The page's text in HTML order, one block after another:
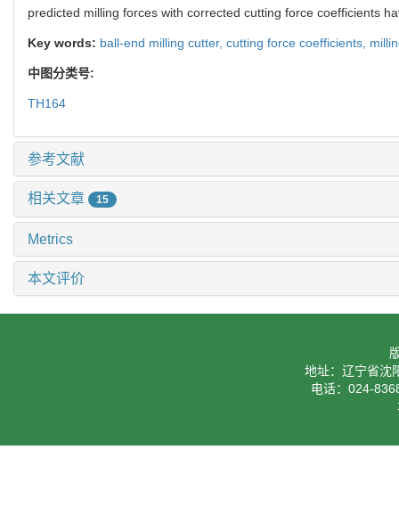
predicted milling forces with corrected cutting force coefficients
Key words: ball-end milling cutter, cutting force coefficients,
中图分类号:
TH164
参考文献
相关文章 15
Metrics
本文评价
地址：辽宁省沈
电话：024-